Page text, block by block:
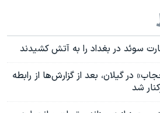
سوئد در بغداد را به آتش کشیدند
در گیلان، بعد از گزارش‌ها از رابطه
شد